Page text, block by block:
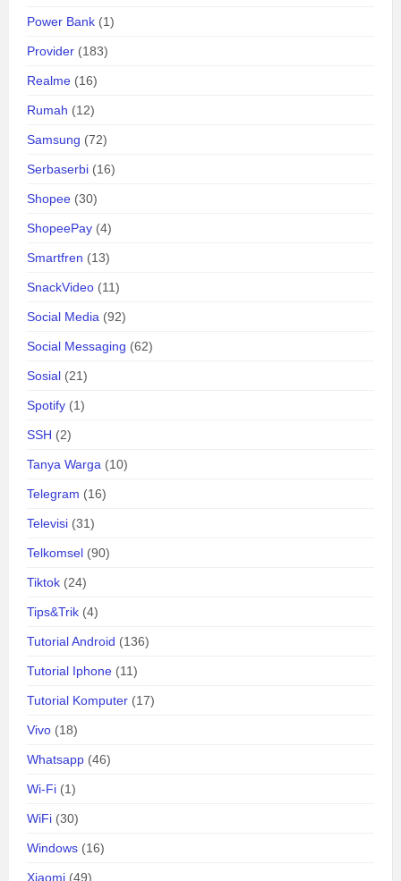
Power Bank (1)
Provider (183)
Realme (16)
Rumah (12)
Samsung (72)
Serbaserbi (16)
Shopee (30)
ShopeePay (4)
Smartfren (13)
SnackVideo (11)
Social Media (92)
Social Messaging (62)
Sosial (21)
Spotify (1)
SSH (2)
Tanya Warga (10)
Telegram (16)
Televisi (31)
Telkomsel (90)
Tiktok (24)
Tips&Trik (4)
Tutorial Android (136)
Tutorial Iphone (11)
Tutorial Komputer (17)
Vivo (18)
Whatsapp (46)
Wi-Fi (1)
WiFi (30)
Windows (16)
Xiaomi (49)